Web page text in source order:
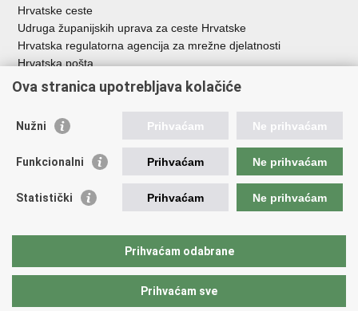
Hrvatske ceste
Udruga županijskih uprava za ceste Hrvatske
Hrvatska regulatorna agencija za mrežne djelatnosti
Hrvatska pošta
HŽ Infrastruktura d.o.o.
HŽ putnički prijevoz
Agencija za regulaciju tržišta željezničkih usluga
Agencija za sigurnost željezničkog prometa
Međunarodna zračna luka Zagreb - Franjo Tuđman
Hrvatska agencija za civilno zrakoplovstvo
željezničkom prometu
Ova stranica upotrebljava kolačiće
Nužni Prihvaćam Ne prihvaćam
Funkcionalni Prihvaćam Ne prihvaćam
Statistički Prihvaćam Ne prihvaćam
Prihvaćam odabrane
Prihvaćam sve